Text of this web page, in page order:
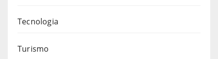
Tecnologia
Turismo